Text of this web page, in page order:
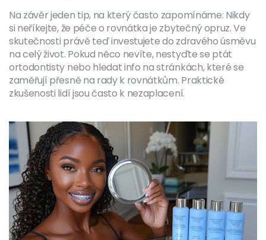
Na závěr jeden tip, na který často zapomínáme: Nikdy
si neříkejte, že péče o rovnátka je zbytečný opruz. Ve
skutečnosti právě teď investujete do zdravého úsměvu
na celý život. Pokud něco nevíte, nestyďte se ptát
ortodontisty nebo hledat info na stránkách, které se
zaměřují přesně na rady k rovnátkům. Praktické
zkušenosti lidí jsou často k nezaplacení.